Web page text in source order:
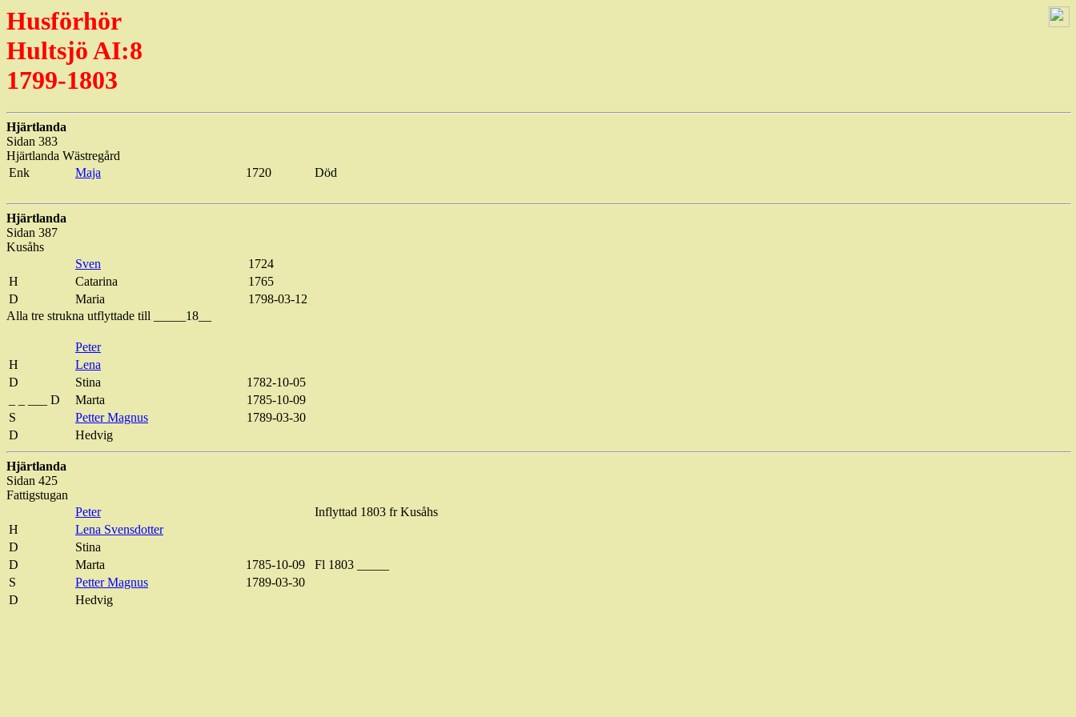
Husförhör
Hultsjö AI:8
1799-1803
Hjärtlanda
Sidan 383
Hjärtlanda Wästregård
Enk
Maja 1720 Död
Hjärtlanda
Sidan 387
Kusåhs
Sven
1724
H
Catarina
1765
D
Maria
1798-03-12
Alla tre strukna utflyttade till _____18__
Peter
H
Lena
D
Stina
1782-10-05
_ _ ___ D
Marta
1785-10-09
S
Petter Magnus
1789-03-30
D
Hedvig
Hjärtlanda
Sidan 425
Fattigstugan
Peter
Inflyttad 1803 frKusåhs
H
Lena Svensdotter
D
Stina
D
Marta 1785-10-09 Fl 1803 _____
S
Petter Magnus
1789-03-30
D
Hedvig